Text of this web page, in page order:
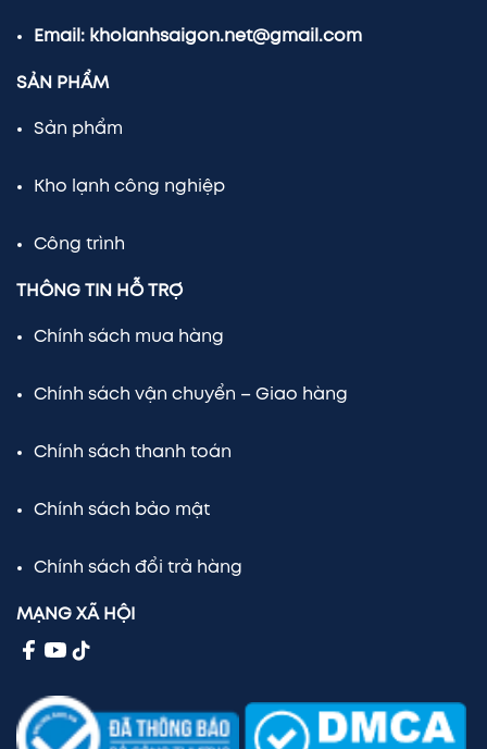
Email: kholanhsaigon.net@gmail.com
SẢN PHẨM
Sản phẩm
Kho lạnh công nghiệp
Công trình
THÔNG TIN HỖ TRỢ
Chính sách mua hàng
Chính sách vận chuyển – Giao hàng
Chính sách thanh toán
Chính sách bảo mật
Chính sách đổi trả hàng
MẠNG XÃ HỘI